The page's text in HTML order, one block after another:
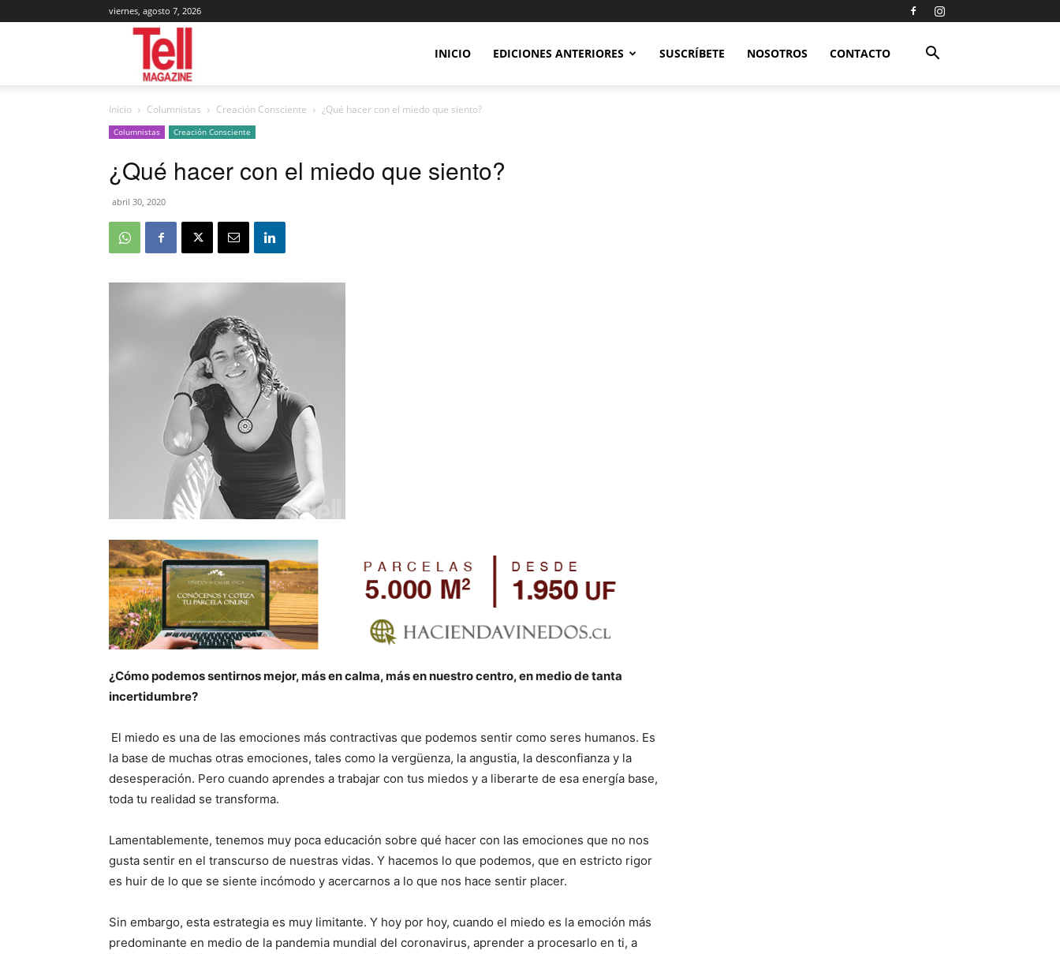
viernes, agosto 7, 2026
Magazine
INICIO EDICIONES ANTERIORES SUSCRÍBETE NOSOTROS CONTACTO
Inicio Columnistas Creación Consciente ¿Qué hacer con el miedo que siento?
Columnistas Creación Consciente
¿Qué hacer con el miedo que siento?
abril 30, 2020
¿Cómo podemos sentirnos mejor, más en calma, más en nuestro centro, en medio de tanta
incertidumbre?
El miedo es una de las emociones más contractivas que podemos sentir como seres humanos. Es
la base de muchas otras emociones, tales como la vergüenza, la angustia, la desconfianza y la
desesperación. Pero cuando aprendes a trabajar con tus miedos y a liberarte de esa energía base,
toda tu realidad se transforma.
Lamentablemente, tenemos muy poca educación sobre qué hacer con las emociones que no nos
gusta sentir en el transcurso de nuestras vidas. Y hacemos lo que podemos, que en estricto rigor
es huir de lo que se siente incómodo y acercarnos a lo que nos hace sentir placer.
Sin embargo, esta estrategia es muy limitante. Y hoy por hoy, cuando el miedo es la emoción más
predominante en medio de la pandemia mundial del coronavirus, aprender a procesarlo en ti, a